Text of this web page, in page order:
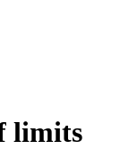
limits